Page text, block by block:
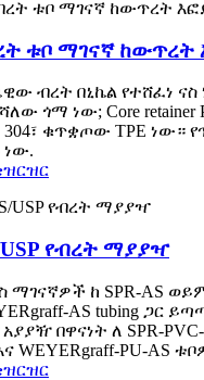
ቱቦ ማገናኛ ከውጥረት
ብረት በኒኬል የተሸፈነ
ጎማ ነው; Core retainer
304፣ ቁጥቋጦው TPE ነው።
ነው.
ዝርዝር
USP የብረት ማያያዣ
ማገናኛዎች ከ SPR-AS
AS tubing ጋር
አያያዥ በዋናነት ለ SPR-PVC-
WEYERgraff-PU-AS
ዝርዝር